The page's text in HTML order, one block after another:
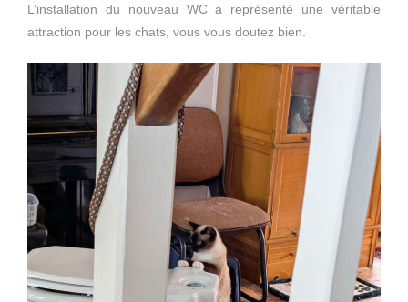
L’installation du nouveau WC a représenté une véritable
attraction pour les chats, vous vous doutez bien.